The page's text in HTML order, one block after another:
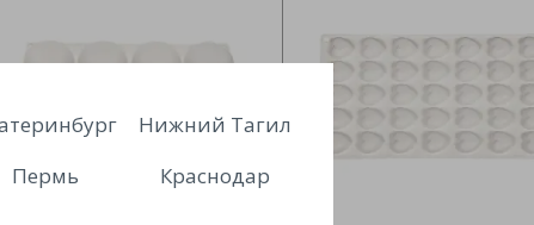
Нижний Тагил
Пермь
Краснодар